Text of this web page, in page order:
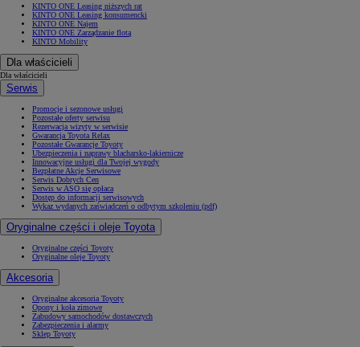
KINTO ONE Leasing niższych rat
KINTO ONE Leasing konsumencki
KINTO ONE Najem
KINTO ONE Zarządzanie flotą
KINTO Mobility
Dla właścicieli
Dla właścicieli
Serwis
Promocje i sezonowe usługi
Pozostałe oferty serwisu
Rezerwacja wizyty w serwisie
Gwarancja Toyota Relax
Pozostałe Gwarancje Toyoty
Ubezpieczenia i naprawy blacharsko-lakiernicze
Innowacyjne usługi dla Twojej wygody
Bezpłatne Akcje Serwisowe
Serwis Dobrych Cen
Serwis w ASO się opłaca
Dostęp do informacji serwisowych
Wykaz wydanych zaświadczeń o odbytym szkoleniu (pdf)
Oryginalne części i oleje Toyota
Oryginalne części Toyoty
Oryginalne oleje Toyoty
Akcesoria
Oryginalne akcesoria Toyoty
Opony i koła zimowe
Zabudowy samochodów dostawczych
Zabezpieczenia i alarmy
Sklep Toyoty